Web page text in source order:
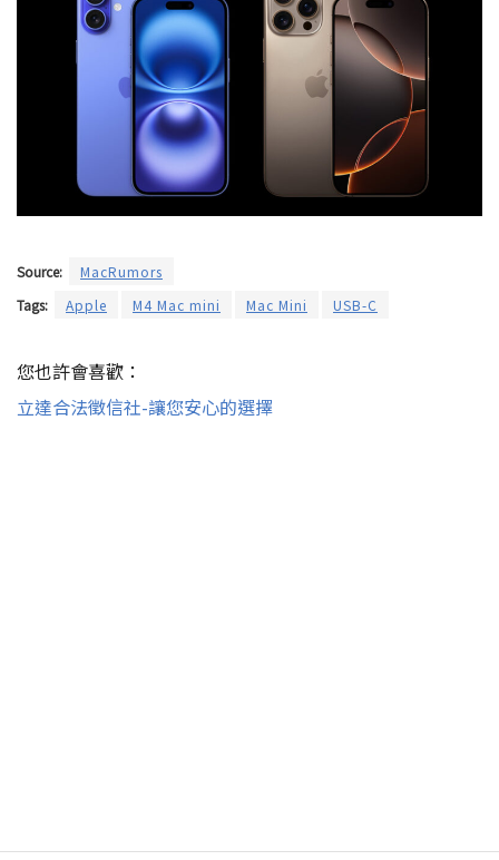
Source:
MacRumors
Tags:
Apple M4 Mac mini Mac Mini USB-C
您也許會喜歡：
立達合法徵信社-讓您安心的選擇